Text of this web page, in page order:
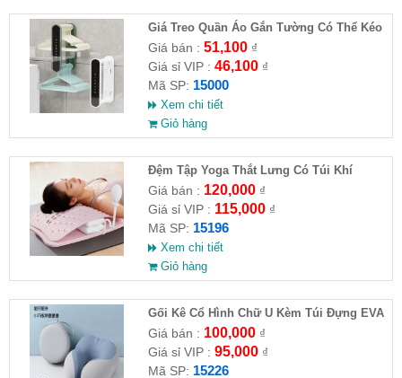
Giá Treo Quần Áo Gắn Tường Có Thể Kéo
Dài
Giá bán : 51,100₫
Giá sỉ VIP : 46,100₫
Mã SP: 15000
Xem chi tiết
Giỏ hàng
Đệm Tập Yoga Thắt Lưng Có Túi Khí
Giá bán : 120,000₫
Giá sỉ VIP : 115,000₫
Mã SP: 15196
Xem chi tiết
Giỏ hàng
Gối Kê Cổ Hình Chữ U Kèm Túi Đựng EVA
Giá bán : 100,000₫
Giá sỉ VIP : 95,000₫
Mã SP: 15226